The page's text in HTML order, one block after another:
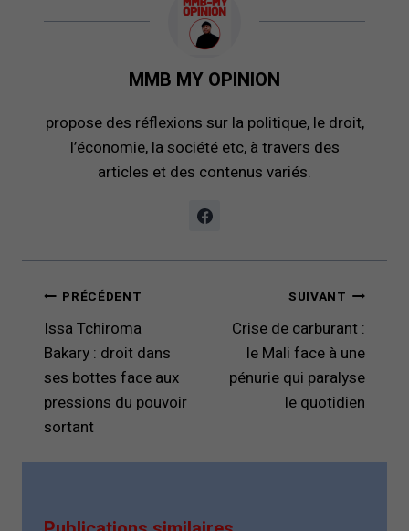
MMB MY OPINION
propose des réflexions sur la politique, le droit,
l’économie, la société etc, à travers des
articles et des contenus variés.
Navigation
de
l’article
PRÉCÉDENT
Issa Tchiroma
Bakary : droit dans
ses bottes face aux
pressions du pouvoir
sortant
SUIVANT
Crise de carburant :
le Mali face à une
pénurie qui paralyse
le quotidien